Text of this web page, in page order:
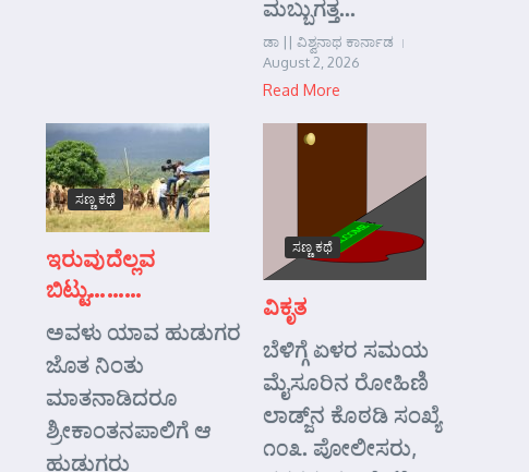
ಮಬ್ಬುಗತ್ತ...
ಡಾ || ವಿಶ್ವನಾಥ ಕಾರ್ನಾಡ
August 2, 2026
Read More
ಸಣ್ಣ ಕಥೆ
ಇರುವುದೆಲ್ಲವ
ಬಿಟ್ಟು………
ಅವಳು ಯಾವ ಹುಡುಗರ
ಜೊತ ನಿಂತು
ಮಾತನಾಡಿದರೂ
ಶ್ರೀಕಾಂತನಪಾಲಿಗೆ ಆ
ಹುಡುಗರು
ಸಣ್ಣ ಕಥೆ
ವಿಕೃತ
ಬೆಳಿಗ್ಗೆ ಏಳರ ಸಮಯ
ಮೈಸೂರಿನ ರೋಹಿಣಿ
ಲಾಡ್ಜ್‌ನ ಕೊಠಡಿ ಸಂಖ್ಯೆ
೧೦೩. ಪೋಲೀಸರು,